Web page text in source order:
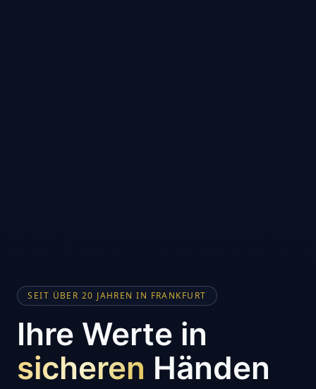
SEIT ÜBER 20 JAHREN IN FRANKFURT
Ihre Werte in
sicheren Händen